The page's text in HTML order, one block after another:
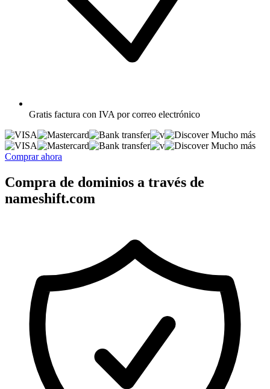
Gratis factura con IVA por correo electrónico
Mucho más
Mucho más
Comprar ahora
Compra de dominios a través de
nameshift.com